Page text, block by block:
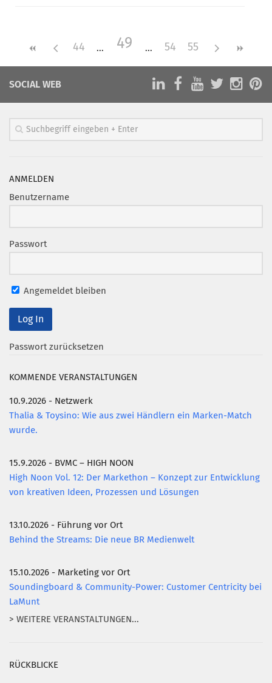
44 49 54 55
SOCIAL WEB
ANMELDEN
Benutzername
Passwort
Angemeldet bleiben
Passwort zurücksetzen
KOMMENDE VERANSTALTUNGEN
10.9.2026 - Netzwerk
Thalia & Toysino: Wie aus zwei Händlern ein Marken-Match
wurde.
15.9.2026 - BVMC – HIGH NOON
High Noon Vol. 12: Der Markethon – Konzept zur Entwicklung
von kreativen Ideen, Prozessen und Lösungen
13.10.2026 - Führung vor Ort
Behind the Streams: Die neue BR Medienwelt
15.10.2026 - Marketing vor Ort
Soundingboard & Community-Power: Customer Centricity bei
LaMunt
> WEITERE VERANSTALTUNGEN...
RÜCKBLICKE